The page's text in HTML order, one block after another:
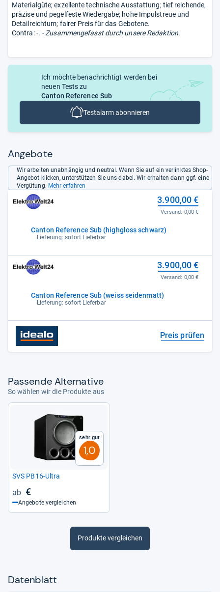
Materialgüte; exzellente technische Ausstattung; tief reichende,
präzise und pegelfeste Wiedergabe; hohe Impulstreue und
Detailreichtum; fairer Preis für das Gebotene.
Contra: -. - Zusammengefasst durch unsere Redaktion.
Ich möchte benachrichtigt werden bei
neuen Tests zu
Canton Reference Sub
Testalarm abonnieren
Angebote
Wir arbeiten unabhängig und neutral. Wenn Sie auf ein verlinktes Shop-
Angebot klicken, unterstützen Sie uns dabei. Wir erhalten dann ggf. eine
Vergütung. Mehr erfahren
Canton Reference Sub (highgloss schwarz)
Lieferung: sofort Lieferbar
3.900,00 €
Versand: 0,00 €
Canton Reference Sub (weiss seidenmatt)
Lieferung: sofort Lieferbar
3.900,00 €
Versand: 0,00 €
Preis prüfen
Pas­sende Alter­na­tive
So wählen wir die Produkte aus
Sehr gut
1,0
SVS PB16-​Ultra
€
Angebote vergleichen
Produkte vergleichen
Datenblatt